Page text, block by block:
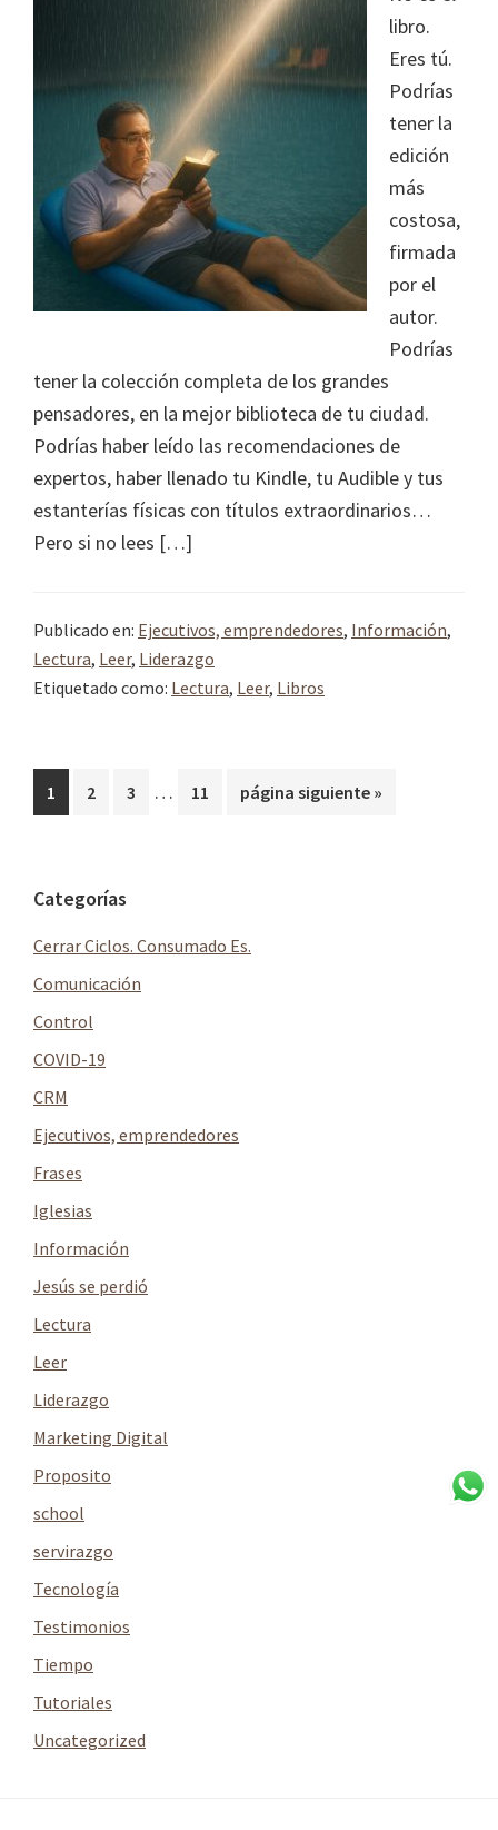
libro.
Eres tú.
Podrías
tener la
edición
más
costosa,
firmada
por el
autor.
Podrías
tener la colección completa de los grandes
pensadores, en la mejor biblioteca de tu ciudad.
Podrías haber leído las recomendaciones de
expertos, haber llenado tu Kindle, tu Audible y tus
estanterías físicas con títulos extraordinarios…
Pero si no lees […]
Publicado en: Ejecutivos, emprendedores, Información,
Lectura, Leer, Liderazgo
Etiquetado como: Lectura, Leer, Libros
Página
1 Página
2 Página
3
Páginas
… Página
11
Ir
página siguiente »
Barra
lateral
principal
Categorías
Cerrar Ciclos. Consumado Es.
Comunicación
Control
COVID-19
CRM
Ejecutivos, emprendedores
Frases
Iglesias
Información
Jesús se perdió
Lectura
Leer
Liderazgo
Marketing Digital
Proposito
school
servirazgo
Tecnología
Testimonios
Tiempo
Tutoriales
Uncategorized